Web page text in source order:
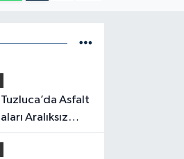
Aralıksız
1.700 Metrelik